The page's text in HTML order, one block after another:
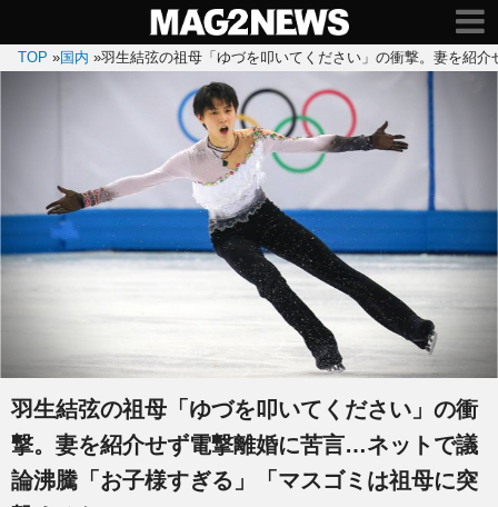
TOP »国内 »羽生結弦の祖母「ゆづを叩いてください」の衝撃。妻を紹
羽生結弦の祖母「ゆづを叩いてください」の衝
撃。妻を紹介せず電撃離婚に苦言…ネットで議
論沸騰「お子様すぎる」「マスゴミは祖母に突